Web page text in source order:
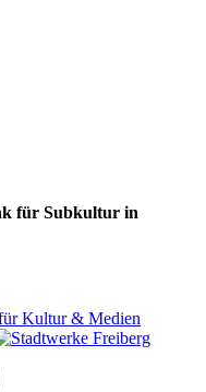
für Subkultur in